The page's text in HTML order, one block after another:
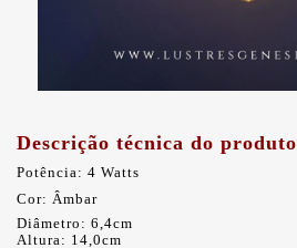
Descrição técnica do produto
Potência: 4 Watts
Cor: Âmbar
Diâmetro: 6,4cm
Altura: 14,0cm